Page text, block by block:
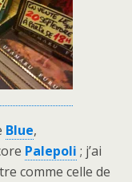
Blue,
Palepoli ; j’ai
comme celle de